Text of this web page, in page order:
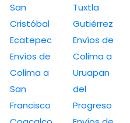
San
Cristóbal
Ecatepec
Envíos de
Colima a
San
Francisco
Tuxtla
Gutiérrez
Envíos de
Colima a
Uruapan
del
Progreso